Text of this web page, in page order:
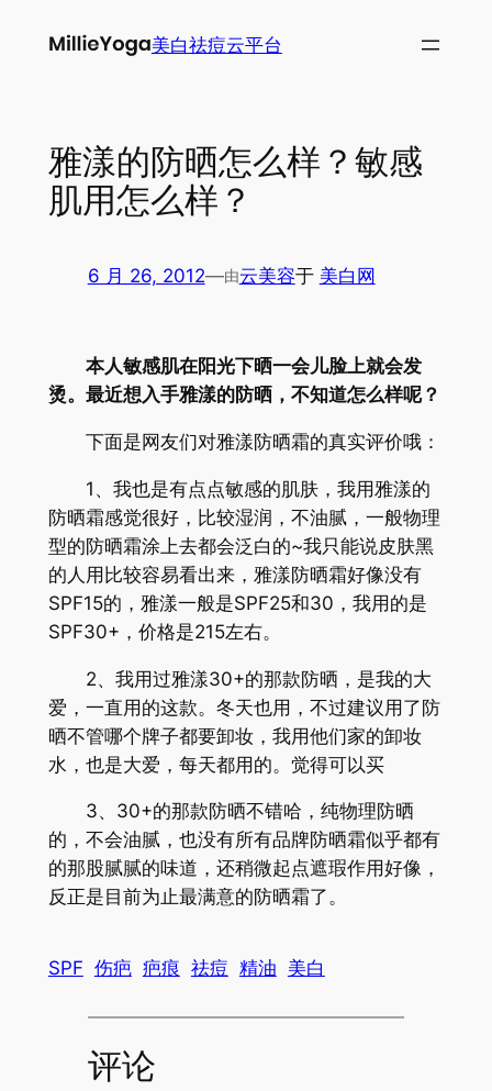
美白祛痘云平台
雅漾的防晒怎么样？敏感
肌用怎么样？
6 月 26, 2012—由云美容于 美白网
本人敏感肌在阳光下晒一会儿脸上就会发
烫。最近想入手雅漾的防晒，不知道怎么样呢？
下面是网友们对雅漾防晒霜的真实评价哦：
1、我也是有点点敏感的肌肤，我用雅漾的
防晒霜感觉很好，比较湿润，不油腻，一般物理
型的防晒霜涂上去都会泛白的~我只能说皮肤黑
的人用比较容易看出来，雅漾防晒霜好像没有
SPF15的，雅漾一般是SPF25和30，我用的是
SPF30+，价格是215左右。
2、我用过雅漾30+的那款防晒，是我的大
爱，一直用的这款。冬天也用，不过建议用了防
晒不管哪个牌子都要卸妆，我用他们家的卸妆
水，也是大爱，每天都用的。觉得可以买
3、30+的那款防晒不错哈，纯物理防晒
的，不会油腻，也没有所有品牌防晒霜似乎都有
的那股腻腻的味道，还稍微起点遮瑕作用好像，
反正是目前为止最满意的防晒霜了。
SPF 伤疤 疤痕 祛痘 精油 美白
评论